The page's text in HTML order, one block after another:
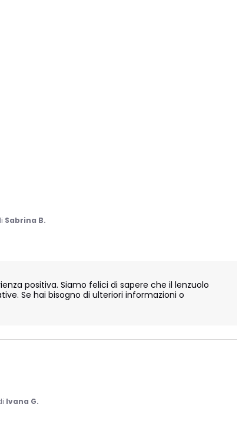
Sabrina B.
positiva. Siamo felici di sapere che il lenzuolo
Se hai bisogno di ulteriori informazioni o
Ivana G.